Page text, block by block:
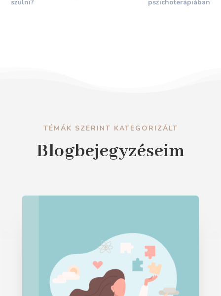
szülni?
pszichoterápiában
TÉMÁK SZERINT KATEGORIZÁLT
Blogbejegyzéseim